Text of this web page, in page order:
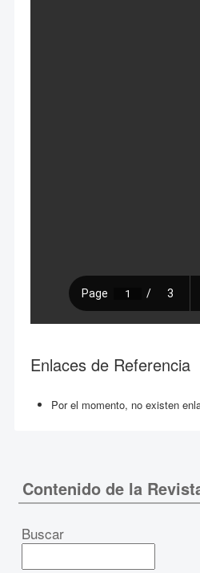
Enlaces de Referencia
Por el momento, no existen
Contenido de la
Buscar